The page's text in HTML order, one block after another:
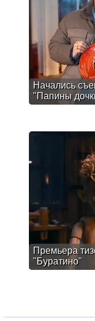
Начались
"Папины
Премьера
"Буратино"